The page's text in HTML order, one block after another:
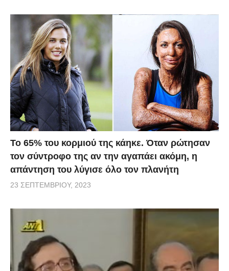
Το 65% του κορμιού της κάηκε. Όταν ρώτησαν
τον σύντροφο της αν την αγαπάει ακόμη, η
απάντηση του λύγισε όλο τον πλανήτη
23 ΣΕΠΤΕΜΒΡΊΟΥ, 2023